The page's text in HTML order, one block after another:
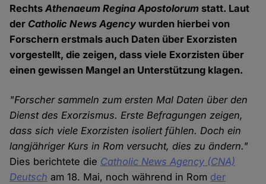
RechtsAthenaeum Regina Apostolorum statt. Laut
der Catholic News Agency wurden hierbei von
Forschern erstmals auch Daten über Exorzisten
vorgestellt, die zeigen, dass viele Exorzisten über
einen gewissen Mangel an Unterstützung klagen.
"Forscher sammeln zum ersten Mal Daten über den
Dienst des Exorzismus. Erste Befragungen zeigen,
dass sich viele Exorzisten isoliert fühlen. Doch ein
langjähriger Kurs in Rom versucht, dies zu ändern."
Dies berichtete die Catholic News Agency (CNA)
Deutsch am 18. Mai, noch während in Rom der